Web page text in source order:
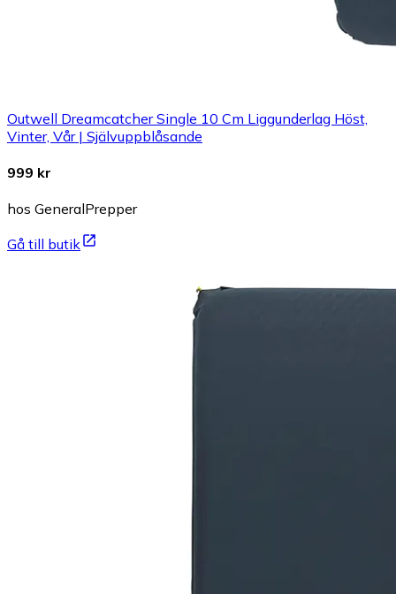
Outwell Dreamcatcher Single 10 Cm Liggunderlag Höst,
Vinter, Vår | Självuppblåsande
999 kr
hos GeneralPrepper
Gå till butik